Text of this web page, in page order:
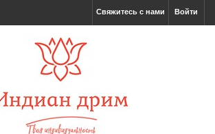
Войти
Свяжитесь с нами